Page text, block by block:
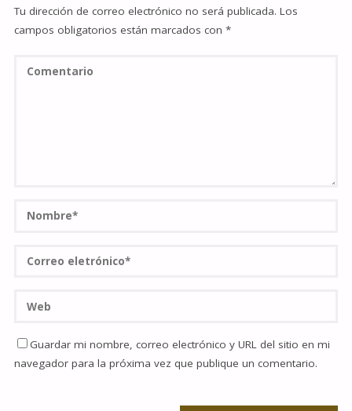
Tu dirección de correo electrónico no será publicada. Los
campos obligatorios están marcados con *
Guardar mi nombre, correo electrónico y URL del sitio en mi
navegador para la próxima vez que publique un comentario.